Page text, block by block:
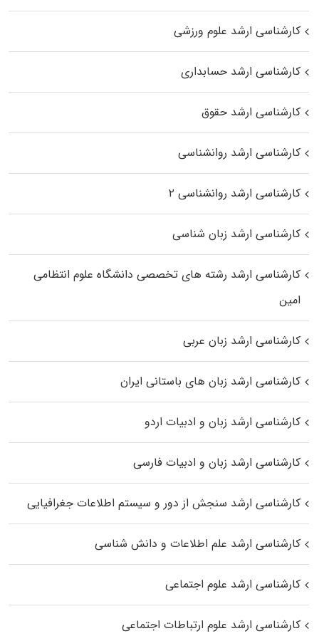
کارشناسی ارشد علوم ورزشی
کارشناسی ارشد حسابداری
کارشناسی ارشد حقوق
کارشناسی ارشد روانشناسی
کارشناسی ارشد روانشناسی ۲
کارشناسی ارشد زبان شناسی
کارشناسی ارشد رﺷﺘﻪ ﻫﺎی تخصصی داﻧﺸﮕﺎه ﻋﻠﻮم انتظامی
اﻣﻴﻦ
کارشناسی ارشد زبان عربی
کارشناسی ارشد زبان‌ های باستانی ایران
کارشناسی ارشد زبان و ادبیات اردو
کارشناسی ارشد زبان و ادبیات فارسی
کارشناسی ارشد سنجش از دور و سیستم اطلاعات جغرافیایی
کارشناسی ارشد علم اطلاعات و دانش شناسی
کارشناسی ارشد علوم اجتماعی
کارشناسی ارشد علوم ارتباطات اجتماعی